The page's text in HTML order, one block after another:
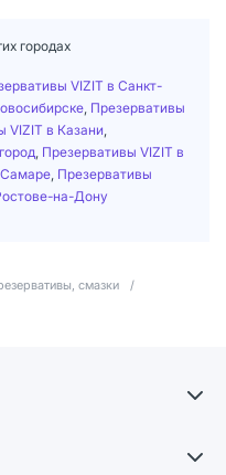
городах
VIZIT в Санкт-
Презервативы
VIZIT в Казани
Презервативы VIZIT в
Самаре Презервативы
на-Дону
смазки
/